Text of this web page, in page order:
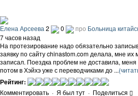
Елена Арсеева2 0 про Больница
7 часов назад
На протезирование надо обязательно
заявку по сайту chinastom.com делала, мне
записал. Поездка проблем не доставила,
потом в Хэйхэ уже с переводчиками до ...
Рейтинг:
Комментировать · Я был тут · Поделиться